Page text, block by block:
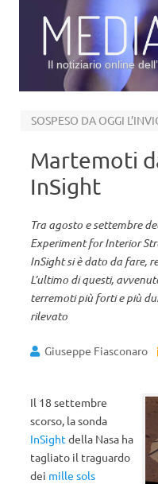
Il notiziario online
Martemoti
InSight
Tra agosto e settembre
Experiment for Interior
InSight si è dato da fare,
L’ultimo di questi,
terremoti più forti e più
rilevato
Giuseppe Fiasconaro
Il 18 settembre
scorso, la sonda
InSight della Nasa ha
tagliato il traguardo
dei mille sols